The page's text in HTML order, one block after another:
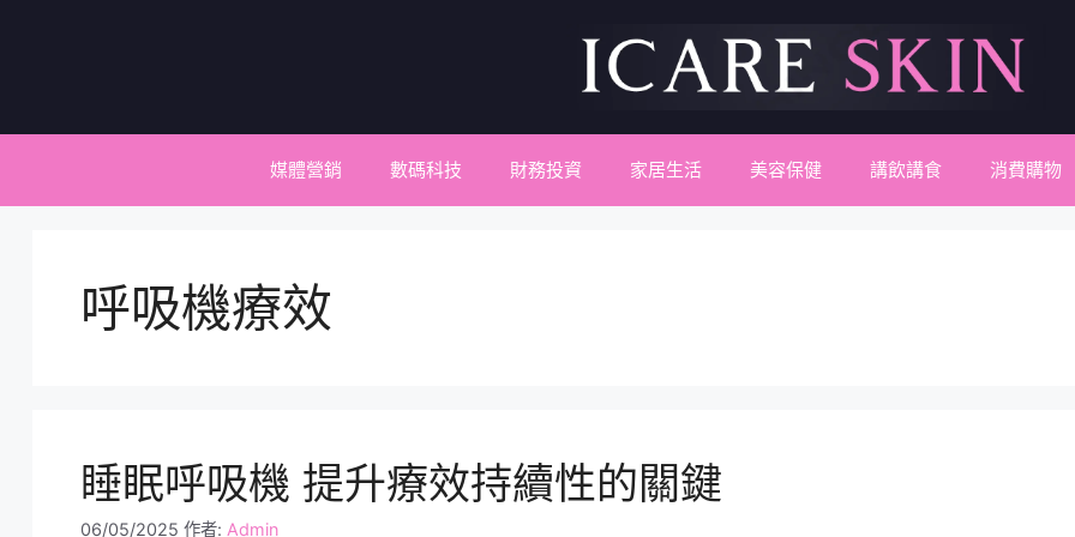
內
媒體營銷 數碼科技 財務投資 家居生活 美容保健 講飲講食 消費購物
呼吸機療效
睡眠呼吸機 提升療效持續性的關鍵
06/05/2025 作者: Admin